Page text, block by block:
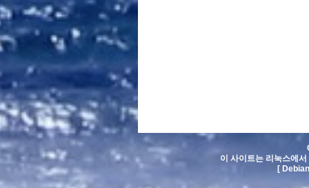
이 사이트는 리눅스에
[